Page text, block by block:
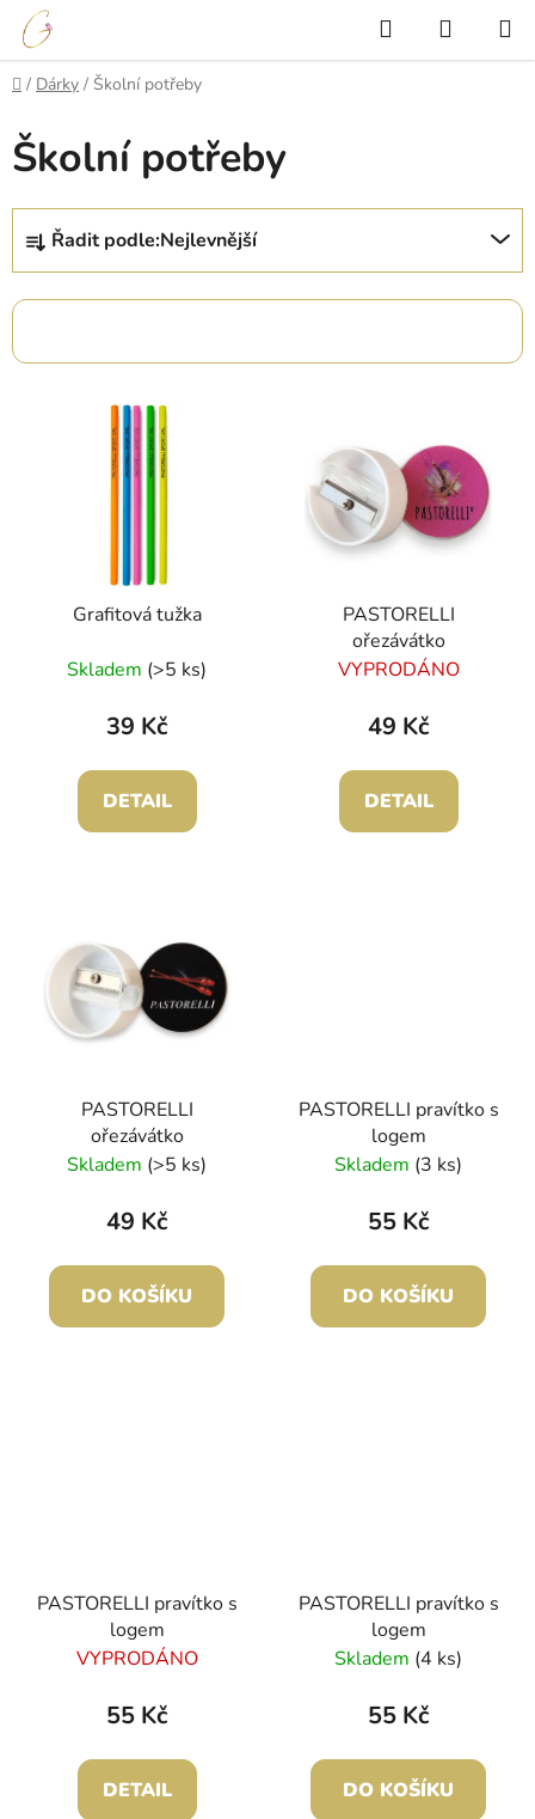
Přejít
obsah
Hledat
KOŠÍK
Domů
/ Dárky / Školní potřeby
Školní potřeby
Ř
z
e
n
Řadit podle:Nejlevnější
Grafitová tužka
Skladem (>5 ks)
39 Kč
DETAIL
PASTORELLI
ořezávátko
VYPRODÁNO
49 Kč
DETAIL
PASTORELLI
ořezávátko
Skladem (>5 ks)
49 Kč
DO KOŠÍKU
PASTORELLI pravítko s
logem
Skladem (3 ks)
55 Kč
DO KOŠÍKU
PASTORELLI pravítko s
logem
VYPRODÁNO
55 Kč
DETAIL
PASTORELLI pravítko s
logem
Skladem (4 ks)
55 Kč
DO KOŠÍKU